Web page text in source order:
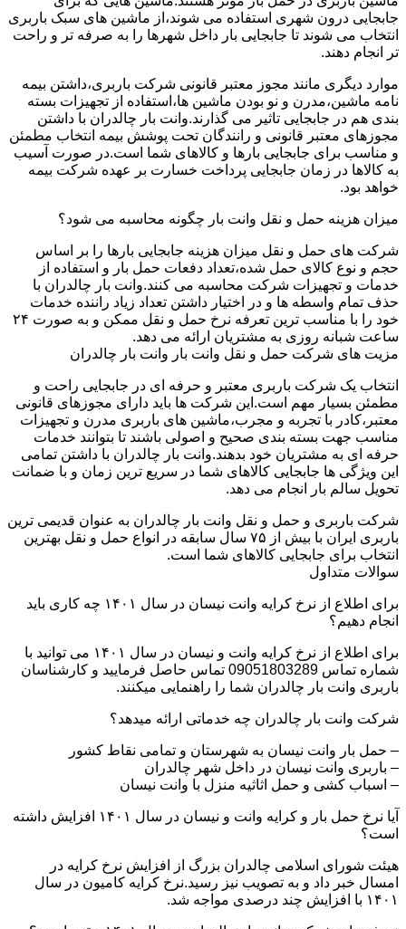
جابجایی درون شهری استفاده می شوند،از ماشین های سبک باربری
انتخاب می شوند تا جابجایی بار داخل شهرها را به صرفه تر و راحت
تر انجام دهند.
موارد دیگری مانند مجوز معتبر قانونی شرکت باربری،داشتن بیمه
نامه ماشین،مدرن و نو بودن ماشین ها،استفاده از تجهیزات بسته
بندی هم در جابجایی تاثیر می گذارند.وانت بار چالدران با داشتن
مجوزهای معتبر قانونی و رانندگان تحت پوشش بیمه انتخاب مطمئن
و مناسب برای جابجایی بارها و کالاهای شما است.در صورت آسیب
به کالاها در زمان جابجایی پرداخت خسارت بر عهده شرکت بیمه
خواهد بود.
میزان هزینه حمل و نقل وانت بار چگونه محاسبه می شود؟
شرکت های حمل و نقل میزان هزینه جابجایی بارها را بر اساس
حجم و نوع کالای حمل شده،تعداد دفعات حمل بار و استفاده از
خدمات و تجهیزات شرکت محاسبه می کنند.وانت بار چالدران با
حذف تمام واسطه ها و در اختیار داشتن تعداد زیاد راننده خدمات
خود را با مناسب ترین تعرفه نرخ حمل و نقل ممکن و به صورت ۲۴
ساعت شبانه روزی به مشتریان ارائه می دهد.
مزیت های شرکت حمل و نقل وانت بار وانت بار چالدران
انتخاب یک شرکت باربری معتبر و حرفه ای در جابجایی راحت و
مطمئن بسیار مهم است.این شرکت ها باید دارای مجوزهای قانونی
معتبر،کادر با تجربه و مجرب،ماشین های باربری مدرن و تجهیزات
مناسب جهت بسته بندی صحیح و اصولی باشند تا بتوانند خدمات
حرفه ای به مشتریان خود بدهند.وانت بار چالدران با داشتن تمامی
این ویژگی ها جابجایی کالاهای شما در سریع ترین زمان و با ضمانت
تحویل سالم بار انجام می دهد.
شرکت باربری و حمل و نقل وانت بار چالدران به عنوان قدیمی ترین
باربری ایران با بیش از ۷۵ سال سابقه در انواع حمل و نقل بهترین
انتخاب برای جابجایی کالاهای شما است.
سوالات متداول
برای اطلاع از نرخ کرایه وانت نیسان در سال ۱۴۰۱ چه کاری باید
انجام دهیم؟
برای اطلاع از نرخ کرایه وانت و نیسان در سال ۱۴۰۱ می توانید با
شماره تماس 09051803289 تماس حاصل فرمایید و کارشناسان
باربری وانت بار چالدران شما را راهنمایی میکنند.
شرکت وانت بار چالدران چه خدماتی ارائه میدهد؟
– حمل بار وانت نیسان به شهرستان و تمامی نقاط کشور
– باربری وانت نیسان در داخل شهر چالدران
– اسباب کشی و حمل اثاثیه منزل با وانت نیسان
آیا نرخ حمل بار و کرایه وانت و نیسان در سال ۱۴۰۱ افزایش داشته
است؟
هیئت شورای اسلامی چالدران بزرگ از افزایش نرخ کرایه در
امسال خبر داد و به تصویب نیز رسید.نرخ کرایه کامیون در سال
۱۴۰۱ با افزایش چند درصدی مواجه شد.